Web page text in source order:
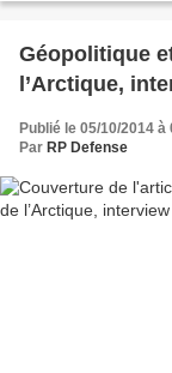
Géopolitique
l’Arctique,
Publié le 05/10/2014 à
Par RP Defense